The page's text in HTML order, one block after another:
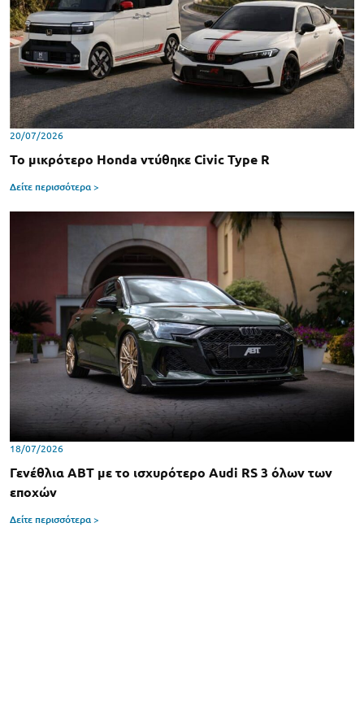
20/07/2026
Το μικρότερο Honda ντύθηκε Civic Type R
Δείτε περισσότερα >
18/07/2026
Γενέθλια ABT με το ισχυρότερο Audi RS 3 όλων των
εποχών
Δείτε περισσότερα >